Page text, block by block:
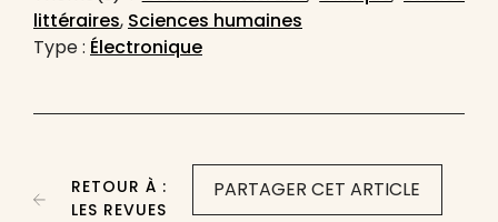
littéraires, Sciences humaines
Type : Électronique
PARTAGER CET ARTICLE
RETOUR À :
LES REVUES